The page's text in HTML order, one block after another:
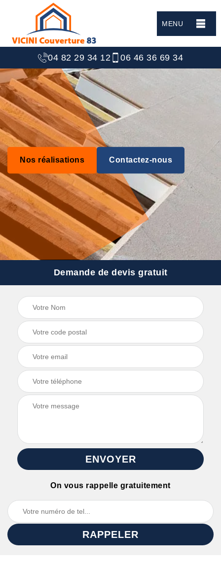
MENU
04 82 29 34 12 06 46 36 69 34
Nos réalisations Contactez-nous
Demande de devis gratuit
On vous rappelle gratuitement